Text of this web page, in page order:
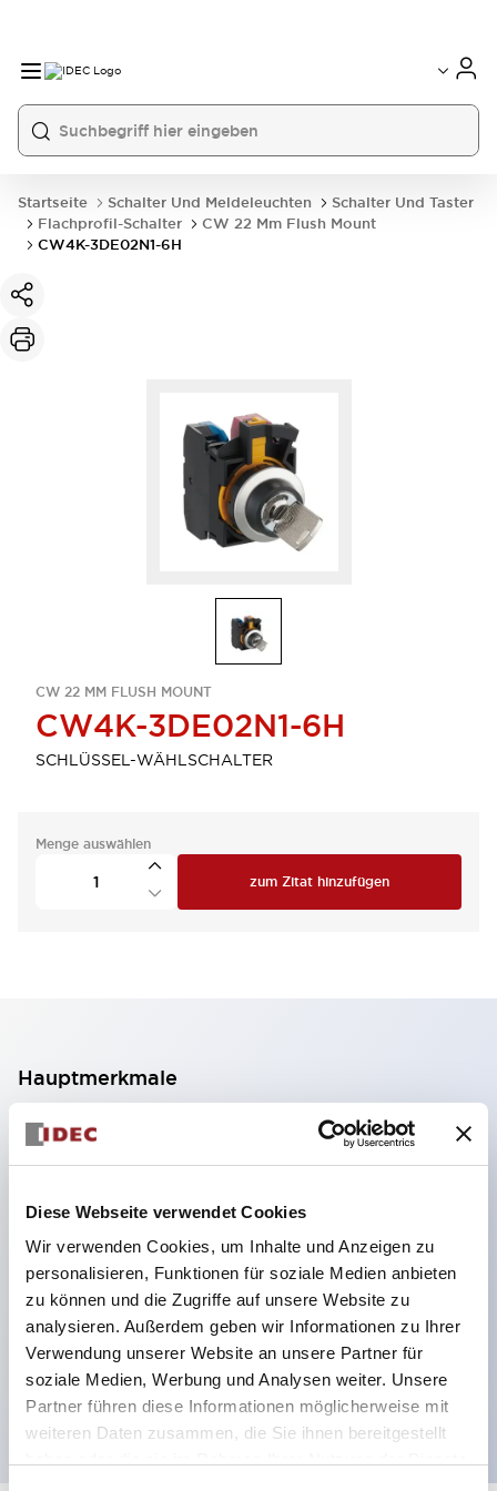
Diese Webseite verwendet Cookies
Wir verwenden Cookies, um Inhalte und Anzeigen zu
personalisieren, Funktionen für soziale Medien anbieten
zu können und die Zugriffe auf unsere Website zu
analysieren. Außerdem geben wir Informationen zu Ihrer
Verwendung unserer Website an unsere Partner für
soziale Medien, Werbung und Analysen weiter. Unsere
Partner führen diese Informationen möglicherweise mit
weiteren Daten zusammen, die Sie ihnen bereitgestellt
Startseite Schalter Und Meldeleuchten
Schalter Und Taster
Flachprofil-Schalter
CW 22 Mm Flush Mount
CW4K-3DE02N1-6H
CW 22 MM FLUSH MOUNT
CW4K-3DE02N1-6H
SCHLÜSSEL-WÄHLSCHALTER
Menge auswählen
zum Zitat hinzufügen
Hauptmerkmale
2-Kontakt-Block mit 2 Stufen, ermöglicht eine 4-
Kontakt-Konfiguration (Gewährleistung der
Isolierung zwischen den 2 Kontakten).
59,9 mm (※ 22-stufiger Kontaktblock).
Platzsparendes Design möglich.
Sicherheitsstruktur der 3. Generation: 2-Aktions-
Freisetzung, integrierter Schutz, IP20-
Fingerschutzstruktur